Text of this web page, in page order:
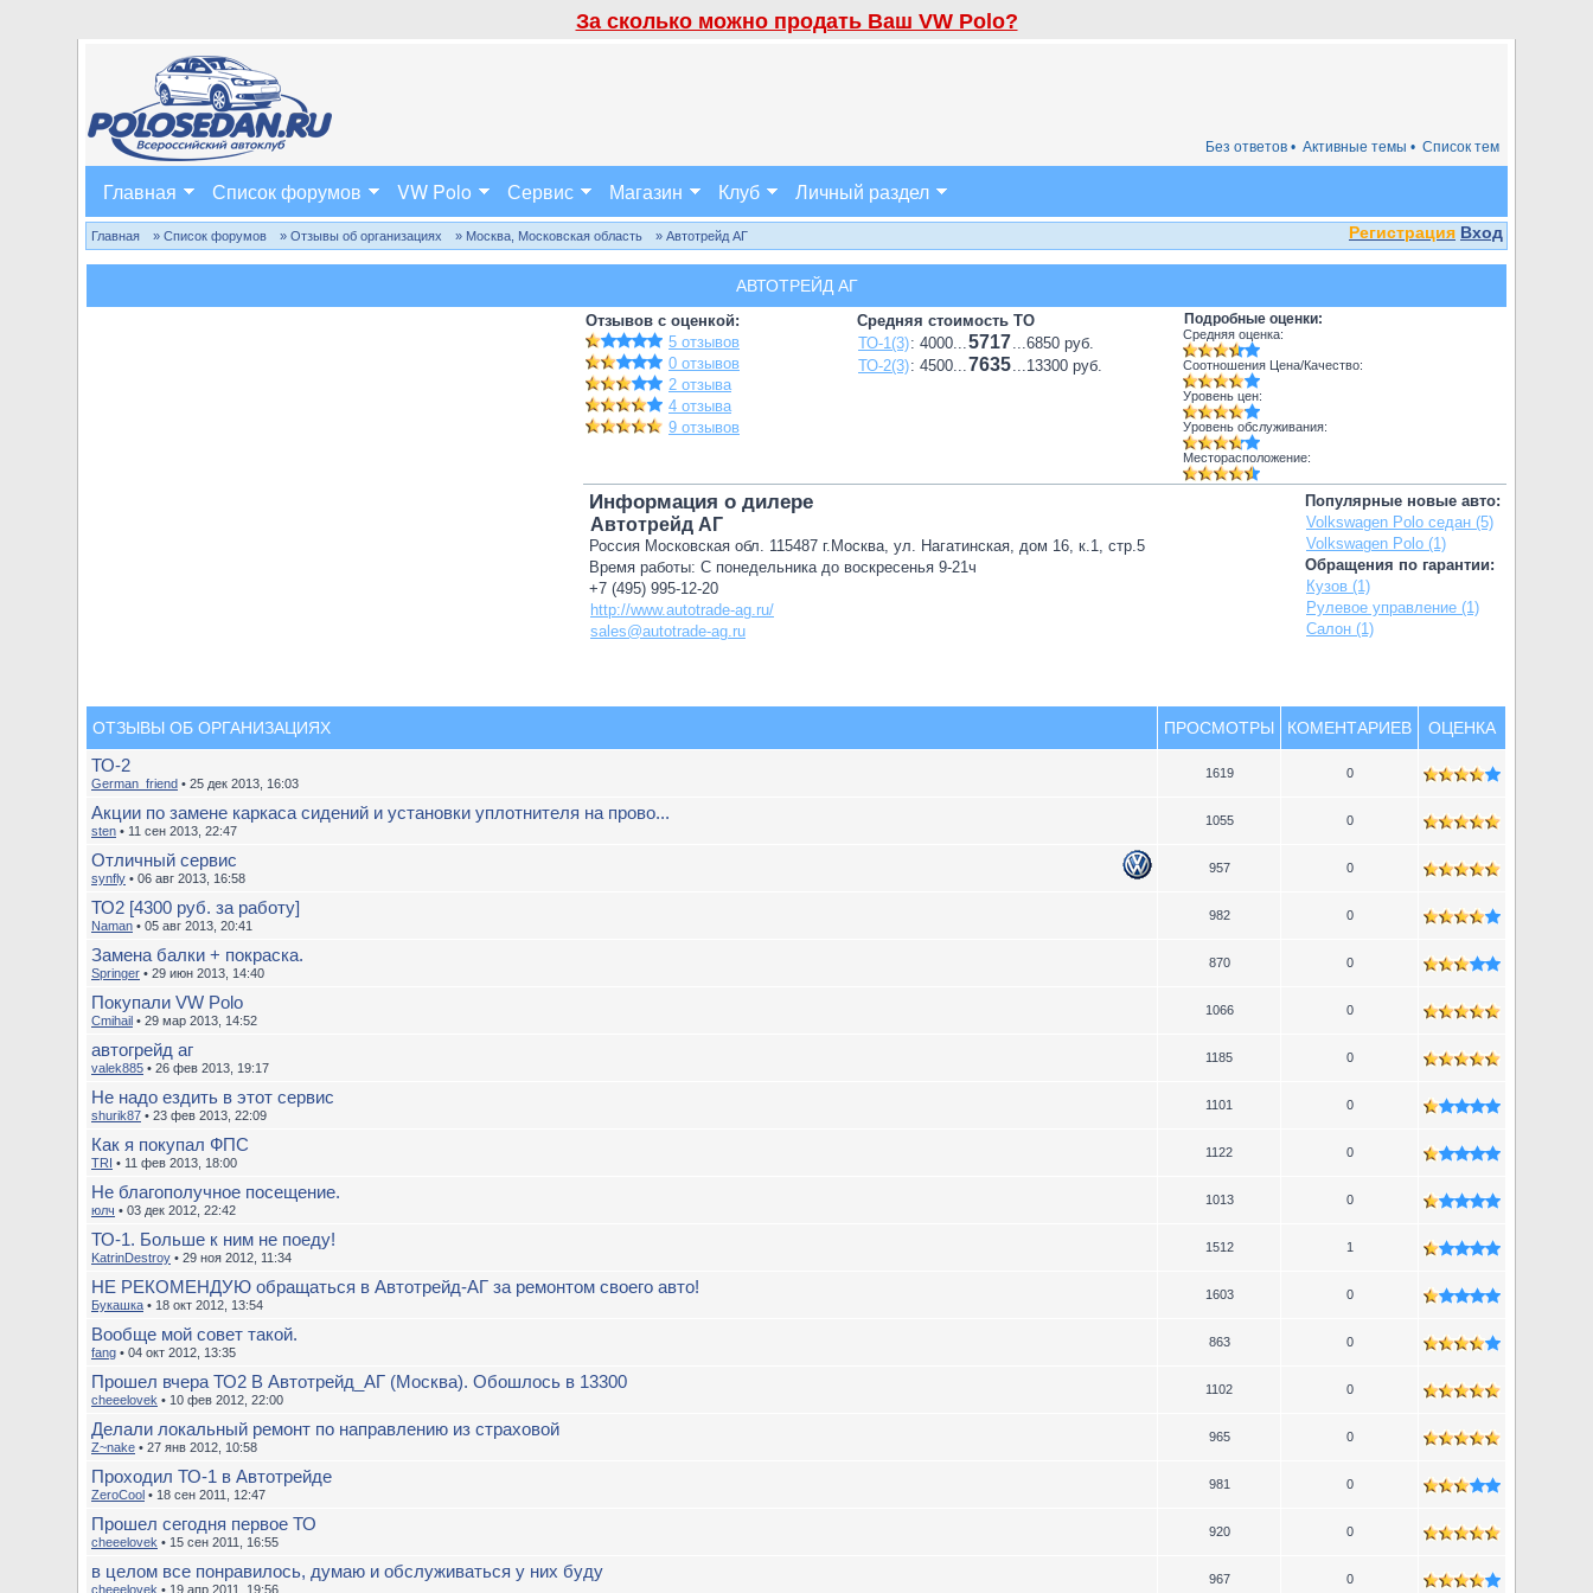
За сколько можно продать Ваш VW Polo?
Список тем
Активные темы •
Без ответов •
Главная Список форумов VW Polo Сервис Магазин Клуб Личный раздел
Регистрация Вход
Главная » Список форумов » Отзывы об организациях » Москва, Московская область » Автотрейд АГ
АВТОТРЕЙД АГ
Отзывов с оценкой:
5 отзывов
0 отзывов
2 отзыва
4 отзыва
9 отзывов
Средняя стоимость ТО
ТО-1(3): 4000...5717...6850 руб.
ТО-2(3): 4500...7635...13300 руб.
Подробные оценки:
Средняя оценка:
Соотношения Цена/Качество:
Уровень цен:
Уровень обслуживания:
Месторасположение:
Популярные новые авто:
Volkswagen Polo седан (5)
Volkswagen Polo (1)
Обращения по гарантии:
Кузов (1)
Рулевое управление (1)
Салон (1)
Информация о дилере
Автотрейд АГ
Россия Московская обл. 115487 г.Москва, ул. Нагатинская, дом 16, к.1, стр.5
Время работы: С понедельника до воскресенья 9-21ч
+7 (495) 995-12-20
http://www.autotrade-ag.ru/
sales@autotrade-ag.ru
ОТЗЫВЫ ОБ ОРГАНИЗАЦИЯХ ПРОСМОТРЫ КОМЕНТАРИЕВ ОЦЕНКА
ТО-2
German_friend • 25 дек 2013, 16:03
1619 0
Акции по замене каркаса сидений и установки уплотнителя на прово...
sten • 11 сен 2013, 22:47
1055 0
Отличный сервис
synfly • 06 авг 2013, 16:58
957 0
ТО2 [4300 руб. за работу]
Naman • 05 авг 2013, 20:41
982 0
Замена балки + покраска.
Springer • 29 июн 2013, 14:40
870 0
Покупали VW Polo
Cmihail • 29 мар 2013, 14:52
1066 0
автогрейд аг
valek885 • 26 фев 2013, 19:17
1185 0
Не надо ездить в этот сервис
shurik87 • 23 фев 2013, 22:09
1101 0
Как я покупал ФПС
TRI • 11 фев 2013, 18:00
1122 0
Не благополучное посещение.
юлч • 03 дек 2012, 22:42
1013 0
ТО-1. Больше к ним не поеду!
KatrinDestroy • 29 ноя 2012, 11:34
1512 1
НЕ РЕКОМЕНДУЮ обращаться в Автотрейд-АГ за ремонтом своего авто!
Букашка • 18 окт 2012, 13:54
1603 0
Вообще мой совет такой.
fang • 04 окт 2012, 13:35
863 0
Прошел вчера ТО2 В Автотрейд_АГ (Москва). Обошлось в 13300
cheeelovek • 10 фев 2012, 22:00
1102 0
Делали локальный ремонт по направлению из страховой
Z~nake • 27 янв 2012, 10:58
965 0
Проходил ТО-1 в Автотрейде
ZeroCool • 18 сен 2011, 12:47
981 0
Прошел сегодня первое ТО
cheeelovek • 15 сен 2011, 16:55
920 0
в целом все понравилось, думаю и обслуживаться у них буду
cheeelovek • 19 апр 2011, 19:56
967 0